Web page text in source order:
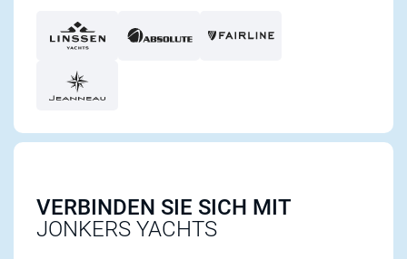
VERBINDEN SIE SICH MIT
JONKERS YACHTS